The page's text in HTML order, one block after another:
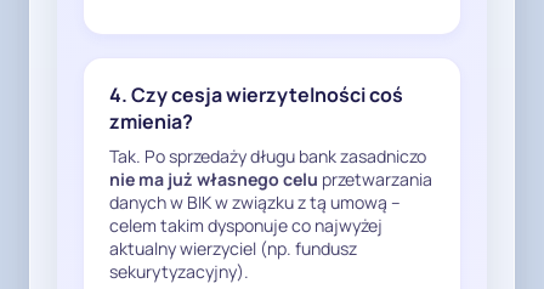
wierzytelności – usunięcie moich
Państwa bank występuje jako
administrator przekazujący te
dane, oraz jednoznaczne
wskazanie, czy i na jakiej
podstawie prawnej przetwarza
dane aktualny nabywca
wierzytelności,
4. Czy cesja wierzytelności coś
zmienia?
Tak. Po sprzedaży długu bank zasadniczo
nie ma już własnego celu przetwarzania
danych w BIK w związku z tą umową –
celem takim dysponuje co najwyżej
aktualny wierzyciel (np. fundusz
sekurytyzacyjny).